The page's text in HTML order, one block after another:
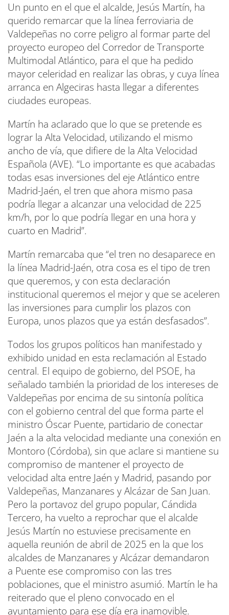
Un punto en el que el alcalde, Jesús Martín, ha
querido remarcar que la línea ferroviaria de
Valdepeñas no corre peligro al formar parte del
proyecto europeo del Corredor de Transporte
Multimodal Atlántico, para el que ha pedido
mayor celeridad en realizar las obras, y cuya línea
arranca en Algeciras hasta llegar a diferentes
ciudades europeas.
Martín ha aclarado que lo que se pretende es
lograr la Alta Velocidad, utilizando el mismo
ancho de vía, que difiere de la Alta Velocidad
Española (AVE). “Lo importante es que acabadas
todas esas inversiones del eje Atlántico entre
Madrid-Jaén, el tren que ahora mismo pasa
podría llegar a alcanzar una velocidad de 225
km/h, por lo que podría llegar en una hora y
cuarto en Madrid”.
Martín remarcaba que “el tren no desaparece en
la línea Madrid-Jaén, otra cosa es el tipo de tren
que queremos, y con esta declaración
institucional queremos el mejor y que se aceleren
las inversiones para cumplir los plazos con
Europa, unos plazos que ya están desfasados”.
Todos los grupos políticos han manifestado y
exhibido unidad en esta reclamación al Estado
central. El equipo de gobierno, del PSOE, ha
señalado también la prioridad de los intereses de
Valdepeñas por encima de su sintonía política
con el gobierno central del que forma parte el
ministro Óscar Puente, partidario de conectar
Jaén a la alta velocidad mediante una conexión en
Montoro (Córdoba), sin que aclare si mantiene su
compromiso de mantener el proyecto de
velocidad alta entre Jaén y Madrid, pasando por
Valdepeñas, Manzanares y Alcázar de San Juan.
Pero la portavoz del grupo popular, Cándida
Tercero, ha vuelto a reprochar que el alcalde
Jesús Martín no estuviese precisamente en
aquella reunión de abril de 2025 en la que los
alcaldes de Manzanares y Alcázar demandaron
a Puente ese compromiso con las tres
poblaciones, que el ministro asumió. Martín le ha
reiterado que el pleno convocado en el
ayuntamiento para ese día era inamovible.